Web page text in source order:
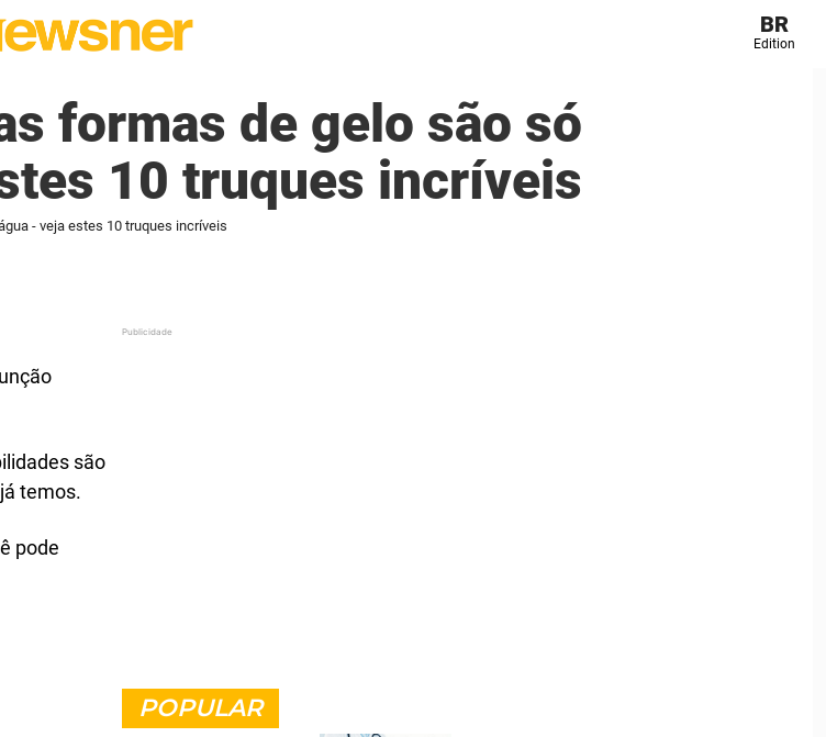
BR
Edition
formas de gelo são só
10 truques incríveis
- veja estes 10 truques incríveis
são
temos.
pode
POPULAR